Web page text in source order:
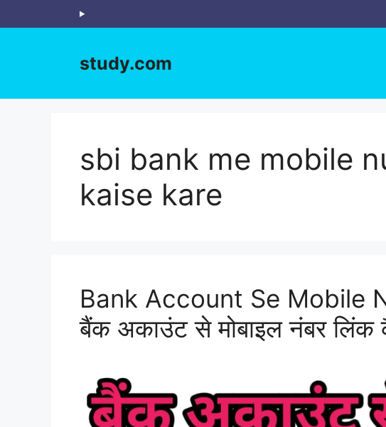
to
study.com
sbi bank me mobile
kaise kare
Bank Account Se Mobile
बैंक अकाउंट से मोबाइल नंबर